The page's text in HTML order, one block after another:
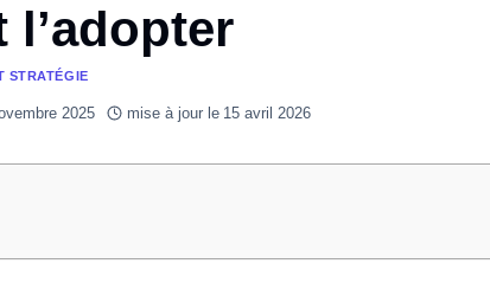
l’adopter
STRATÉGIE
2025 mise à jour le 15 avril 2026